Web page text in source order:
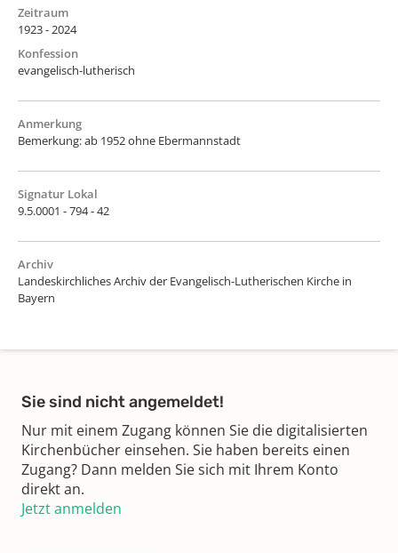
Zeitraum
1923 - 2024
Konfession
evangelisch-lutherisch
Anmerkung
Bemerkung: ab 1952 ohne Ebermannstadt
Signatur Lokal
9.5.0001 - 794 - 42
Archiv
Landeskirchliches Archiv der Evangelisch-Lutherischen Kirche in
Bayern
Sie sind nicht angemeldet!
Nur mit einem Zugang können Sie die digitalisierten
Kirchenbücher einsehen. Sie haben bereits einen
Zugang? Dann melden Sie sich mit Ihrem Konto
direkt an.
Jetzt anmelden